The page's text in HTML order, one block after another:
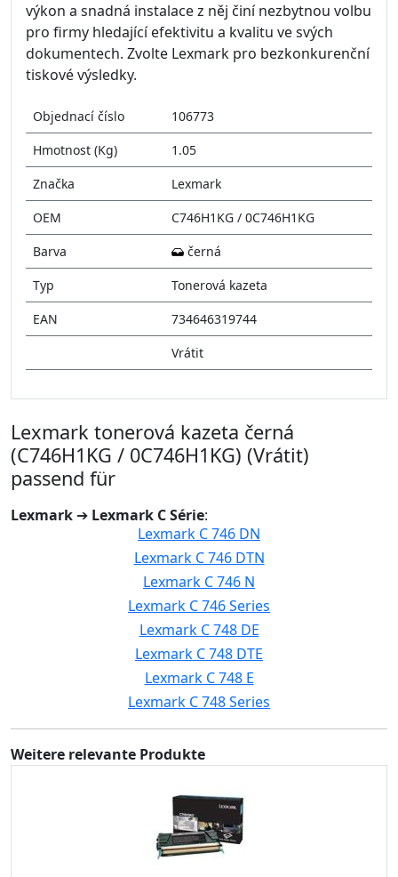
výkon a snadná instalace z něj činí nezbytnou volbu
pro firmy hledající efektivitu a kvalitu ve svých
dokumentech. Zvolte Lexmark pro bezkonkurenční
tiskové výsledky.
Objednací číslo
106773
Hmotnost (Kg)
1.05
Značka
Lexmark
OEM
C746H1KG / 0C746H1KG
Barva
černá
Typ
Tonerová kazeta
EAN
734646319744
Vrátit
Lexmark tonerová kazeta černá
(C746H1KG / 0C746H1KG) (Vrátit)
passend für
Lexmark ➔ Lexmark C Série:
Lexmark C 746 DN
Lexmark C 746 DTN
Lexmark C 746 N
Lexmark C 746 Series
Lexmark C 748 DE
Lexmark C 748 DTE
Lexmark C 748 E
Lexmark C 748 Series
Weitere relevante Produkte